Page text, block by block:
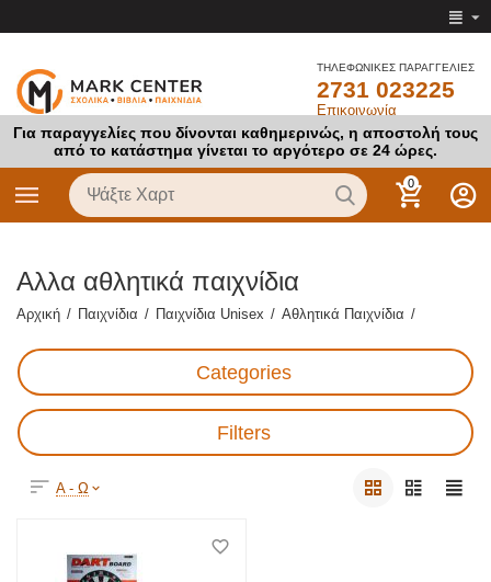
ΤΗΛΕΦΩΝΙΚΕΣ ΠΑΡΑΓΓΕΛΙΕΣ
2731 023225
Επικοινωνία
Για παραγγελίες που δίνονται καθημερινώς, η αποστολή τους
από το κατάστημα γίνεται το αργότερο σε 24 ώρες.
0
Αλλα αθλητικά παιχνίδια
Αρχική / Παιχνίδια / Παιχνίδια Unisex / Αθλητικά Παιχνίδια /
Categories
Filters
Α - Ω